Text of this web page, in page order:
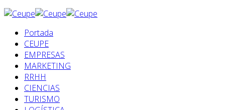
Portada
CEUPE
EMPRESAS
MARKETING
RRHH
CIENCIAS
TURISMO